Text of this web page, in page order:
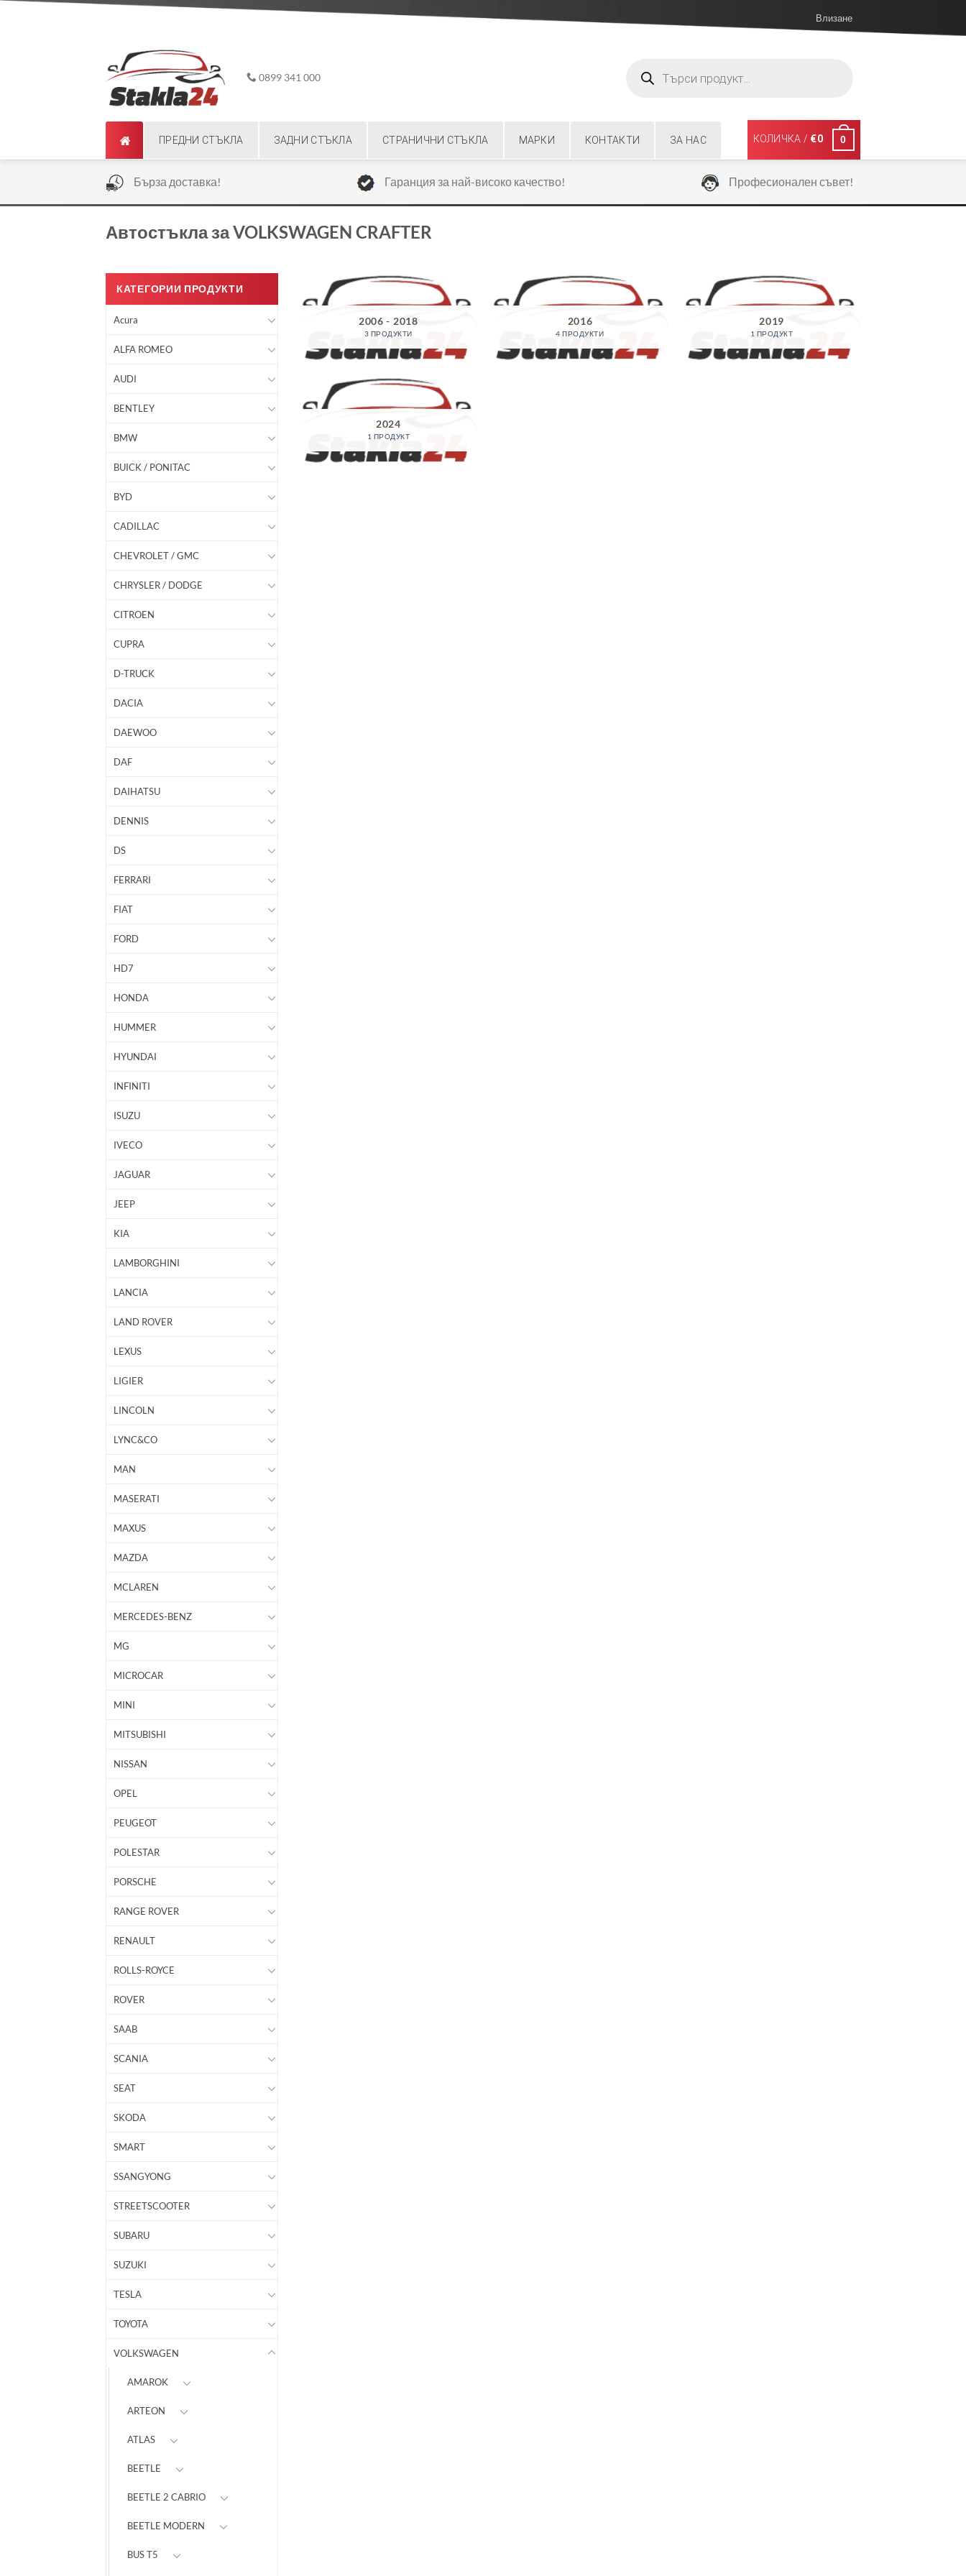
Влизане
0899 341 000
search
ПРЕДНИ СТЪКЛА ЗАДНИ СТЪКЛА СТРАНИЧНИ СТЪКЛА МАРКИ КОНТАКТИ ЗА НАС КОЛИЧКА / €0 0
Бърза доставка! Гаранция за най-високо качество! Професионален съвет!
Автостъкла за VOLKSWAGEN CRAFTER
КАТЕГОРИИ ПРОДУКТИ
Acura
ALFA ROMEO
AUDI
BENTLEY
BMW
BUICK / PONITAC
BYD
CADILLAC
CHEVROLET / GMC
CHRYSLER / DODGE
CITROEN
CUPRA
D-TRUCK
DACIA
DAEWOO
DAF
DAIHATSU
DENNIS
DS
FERRARI
FIAT
FORD
HD7
HONDA
HUMMER
HYUNDAI
INFINITI
ISUZU
IVECO
JAGUAR
JEEP
KIA
LAMBORGHINI
LANCIA
LAND ROVER
LEXUS
LIGIER
LINCOLN
LYNC&CO
MAN
MASERATI
MAXUS
MAZDA
MCLAREN
MERCEDES-BENZ
MG
MICROCAR
MINI
MITSUBISHI
NISSAN
OPEL
PEUGEOT
POLESTAR
PORSCHE
RANGE ROVER
RENAULT
ROLLS-ROYCE
ROVER
SAAB
SCANIA
SEAT
SKODA
SMART
SSANGYONG
STREETSCOOTER
SUBARU
SUZUKI
TESLA
TOYOTA
VOLKSWAGEN
AMAROK
ARTEON
ATLAS
BEETLE
BEETLE 2 CABRIO
BEETLE MODERN
BUS T5
2006 - 2018
3 ПРОДУКТИ
2016
4 ПРОДУКТИ
2019
1 ПРОДУКТ
2024
1 ПРОДУКТ